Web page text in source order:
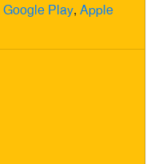
Google Play, Apple